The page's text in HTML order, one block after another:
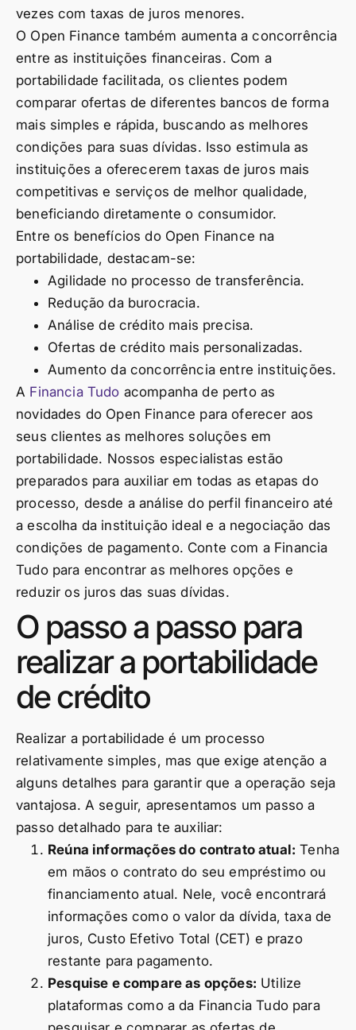
vezes com taxas de juros menores.
O Open Finance também aumenta a concorrência
entre as instituições financeiras. Com a
portabilidade facilitada, os clientes podem
comparar ofertas de diferentes bancos de forma
mais simples e rápida, buscando as melhores
condições para suas dívidas. Isso estimula as
instituições a oferecerem taxas de juros mais
competitivas e serviços de melhor qualidade,
beneficiando diretamente o consumidor.
Entre os benefícios do Open Finance na
portabilidade, destacam-se:
Agilidade no processo de transferência.
Redução da burocracia.
Análise de crédito mais precisa.
Ofertas de crédito mais personalizadas.
Aumento da concorrência entre instituições.
A Financia Tudo acompanha de perto as
novidades do Open Finance para oferecer aos
seus clientes as melhores soluções em
portabilidade. Nossos especialistas estão
preparados para auxiliar em todas as etapas do
processo, desde a análise do perfil financeiro até
a escolha da instituição ideal e a negociação das
condições de pagamento. Conte com a Financia
Tudo para encontrar as melhores opções e
reduzir os juros das suas dívidas.
O passo a passo para
realizar a portabilidade
de crédito
Realizar a portabilidade é um processo
relativamente simples, mas que exige atenção a
alguns detalhes para garantir que a operação seja
vantajosa. A seguir, apresentamos um passo a
passo detalhado para te auxiliar:
Reúna informações do contrato atual: Tenha
em mãos o contrato do seu empréstimo ou
financiamento atual. Nele, você encontrará
informações como o valor da dívida, taxa de
juros, Custo Efetivo Total (CET) e prazo
restante para pagamento.
Pesquise e compare as opções: Utilize
plataformas como a da Financia Tudo para